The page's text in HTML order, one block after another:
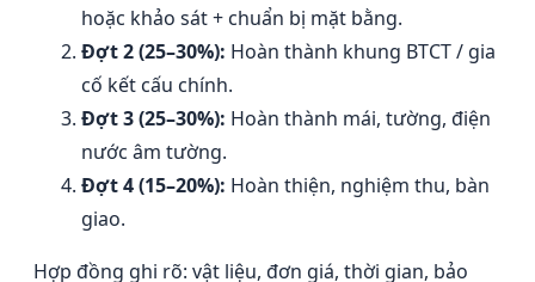
hoặc khảo sát + chuẩn bị mặt bằng.
Đợt 2 (25–30%): Hoàn thành khung BTCT / gia
cố kết cấu chính.
Đợt 3 (25–30%): Hoàn thành mái, tường, điện
nước âm tường.
Đợt 4 (15–20%): Hoàn thiện, nghiệm thu, bàn
giao.
Hợp đồng ghi rõ: vật liệu, đơn giá, thời gian, bảo